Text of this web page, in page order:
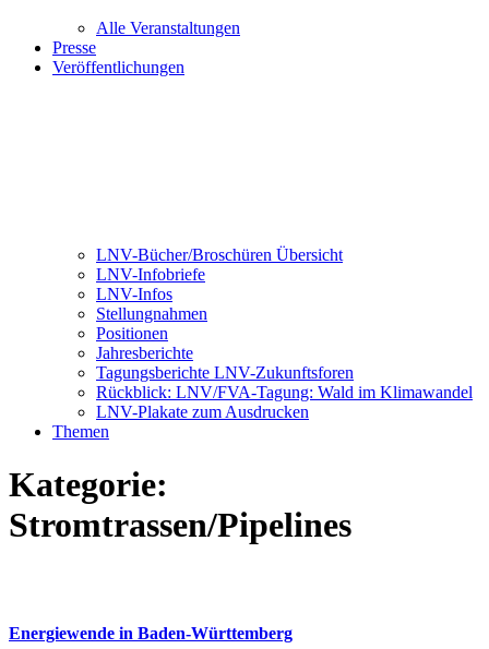
Alle Veranstaltungen
Presse
Veröffentlichungen
LNV-Bücher/Broschüren Übersicht
LNV-Infobriefe
LNV-Infos
Stellungnahmen
Positionen
Jahresberichte
Tagungsberichte LNV-Zukunftsforen
Rückblick: LNV/FVA-Tagung: Wald im Klimawandel
LNV-Plakate zum Ausdrucken
Themen
Kategorie:
Stromtrassen/Pipelines
Energiewende in Baden-Württemberg